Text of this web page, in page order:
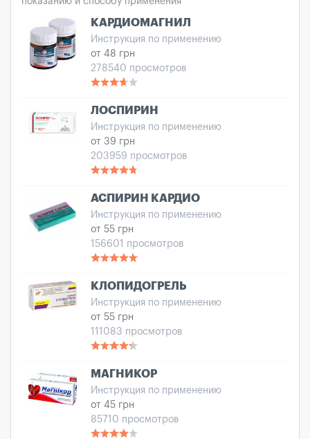
КАРДИОМАГНИЛ
Инструкция по применению
от 48 грн
278540 просмотров
ЛОСПИРИН
Инструкция по применению
от 39 грн
203959 просмотров
АСПИРИН КАРДИО
Инструкция по применению
от 55 грн
156601 просмотров
КЛОПИДОГРЕЛЬ
Инструкция по применению
от 55 грн
111083 просмотров
МАГНИКОР
Инструкция по применению
от 45 грн
85710 просмотров